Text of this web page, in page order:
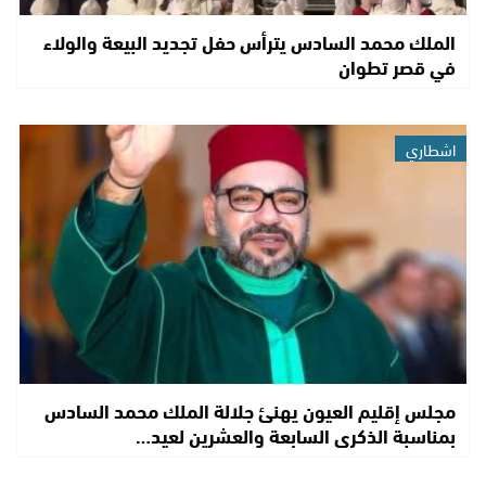
الملك محمد السادس يترأس حفل تجديد البيعة والولاء
في قصر تطوان
اشطاري
مجلس إقليم العيون يهنئ جلالة الملك محمد السادس
بمناسبة الذكرى السابعة والعشرين لعيد…